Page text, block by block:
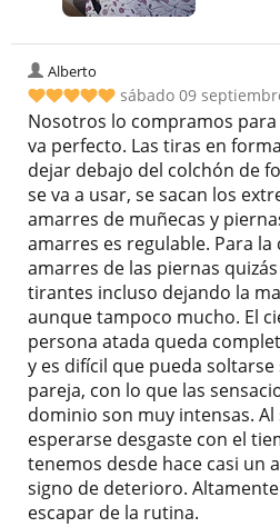
Alberto
sábado 09
Nosotros lo compramos para
va perfecto. Las tiras en
dejar debajo del colchón de
se va a usar, se sacan los
amarres de muñecas y
amarres es regulable. Para la
amarres de las piernas
tirantes incluso dejando la
aunque tampoco mucho. El
persona atada queda
y es difícil que pueda soltarse
pareja, con lo que las
dominio son muy intensas.
esperarse desgaste con el
tenemos desde hace casi un
signo de deterioro.
escapar de la rutina.